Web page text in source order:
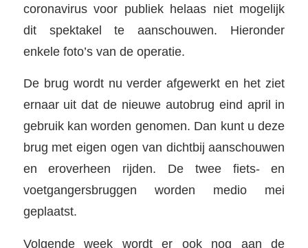
coronavirus voor publiek helaas niet mogelijk
dit spektakel te aanschouwen. Hieronder
enkele foto’s van de operatie.
De brug wordt nu verder afgewerkt en het ziet
ernaar uit dat de nieuwe autobrug eind april in
gebruik kan worden genomen. Dan kunt u deze
brug met eigen ogen van dichtbij aanschouwen
en eroverheen rijden. De twee fiets- en
voetgangersbruggen worden medio mei
geplaatst.
Volgende week wordt er ook nog aan de